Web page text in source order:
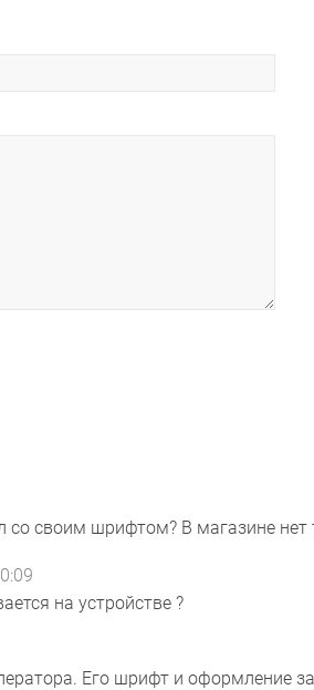
со своим шрифтом? В магазине нет
на устройстве ?
Его шрифт и оформление